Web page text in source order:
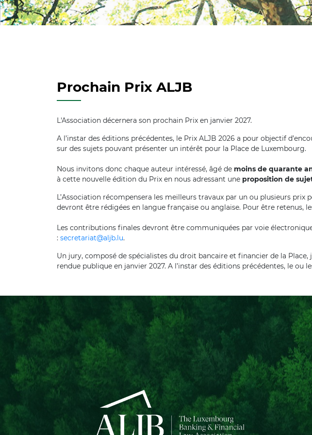
Prochain Prix ALJB
L'Association décernera son prochain Prix en janvier 2027.
A l’instar des éditions précédentes, le Prix ALJB 2026 a pour objectif
sur des sujets pouvant présenter un intérêt pour la Place de Luxembourg.
Nous invitons donc chaque auteur intéressé, âgé de moins de quarante
à cette nouvelle édition du Prix en nous adressant une proposition de
L’Association récompensera les meilleurs travaux par un ou plusieurs
devront être rédigées en langue française ou anglaise. Pour être retenus,
Les contributions finales devront être communiquées par voie
: secretariat@aljb.lu.
Un jury, composé de spécialistes du droit bancaire et financier de la
rendue publique en janvier 2027. A l’instar des éditions précédentes, le